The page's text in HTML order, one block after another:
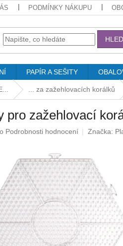
PODMÍNKY NÁKUPU
PAPÍR A SEŠITY
... za zažehlovacích korálků
pro zažehlovací
Podrobnosti hodnocení Značka: